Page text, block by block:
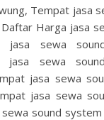
Tempat jasa
Daftar Harga jasa
jasa sewa
jasa sewa
jasa sewa
jasa sewa
sound system